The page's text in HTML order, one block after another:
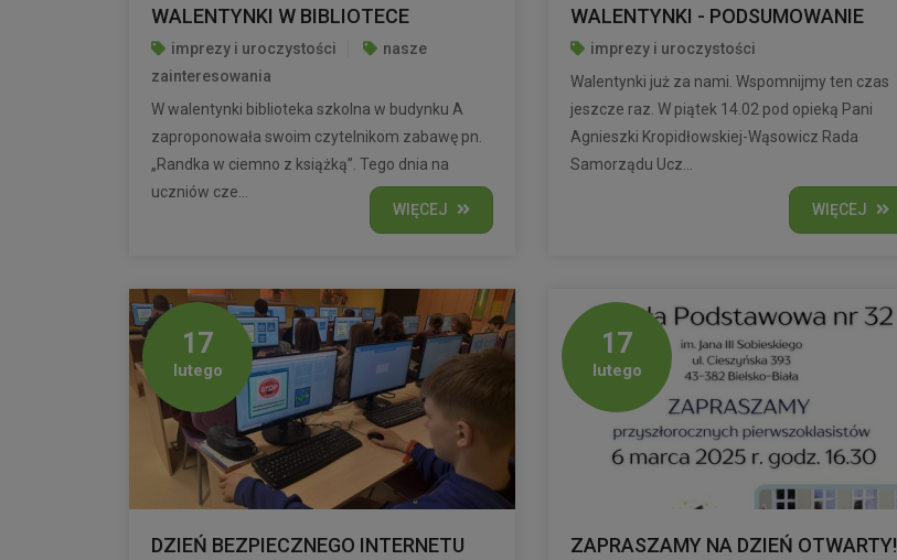
WALENTYNKI W BIBLIOTECE
imprezy i uroczystości
nasze
zainteresowania
W walentynki biblioteka szkolna w budynku A
zaproponowała swoim czytelnikom zabawę pn.
„Randka w ciemno z książką”. Tego dnia na
uczniów cze...
WIĘCEJ
WALENTYNKI - PODSUMOWANIE
imprezy i uroczystości
Walentynki już za nami. Wspomnijmy ten czas
jeszcze raz. W piątek 14.02 pod opieką Pani
Agnieszki Kropidłowskiej-Wąsowicz Rada
Samorządu Ucz...
WIĘCEJ
17
lutego
DZIEŃ BEZPIECZNEGO INTERNETU
17
lutego
ZAPRASZAMY NA DZIEŃ OTWARTY!